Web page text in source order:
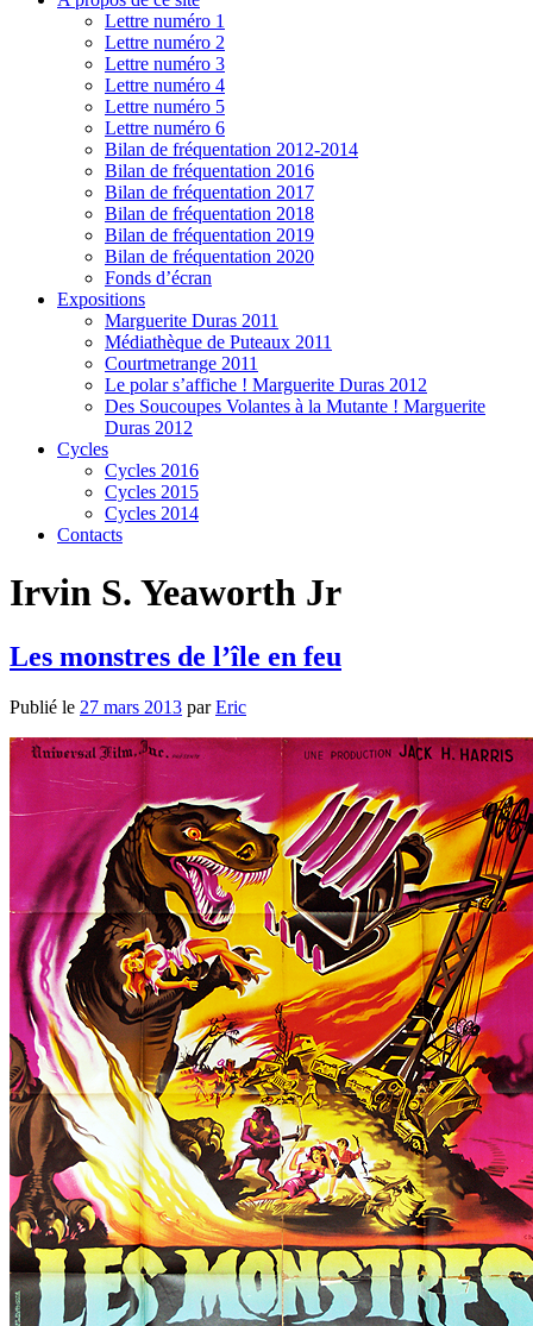
Lettre numéro 1
Lettre numéro 2
Lettre numéro 3
Lettre numéro 4
Lettre numéro 5
Lettre numéro 6
Bilan de fréquentation 2012-2014
Bilan de fréquentation 2016
Bilan de fréquentation 2017
Bilan de fréquentation 2018
Bilan de fréquentation 2019
Bilan de fréquentation 2020
Fonds d’écran
Expositions
Marguerite Duras 2011
Médiathèque de Puteaux 2011
Courtmetrange 2011
Le polar s’affiche ! Marguerite Duras 2012
Des Soucoupes Volantes à la Mutante ! Marguerite
Duras 2012
Cycles
Cycles 2016
Cycles 2015
Cycles 2014
Contacts
Irvin S. Yeaworth Jr
Les monstres de l’île en feu
Publié le 27 mars 2013 parEric